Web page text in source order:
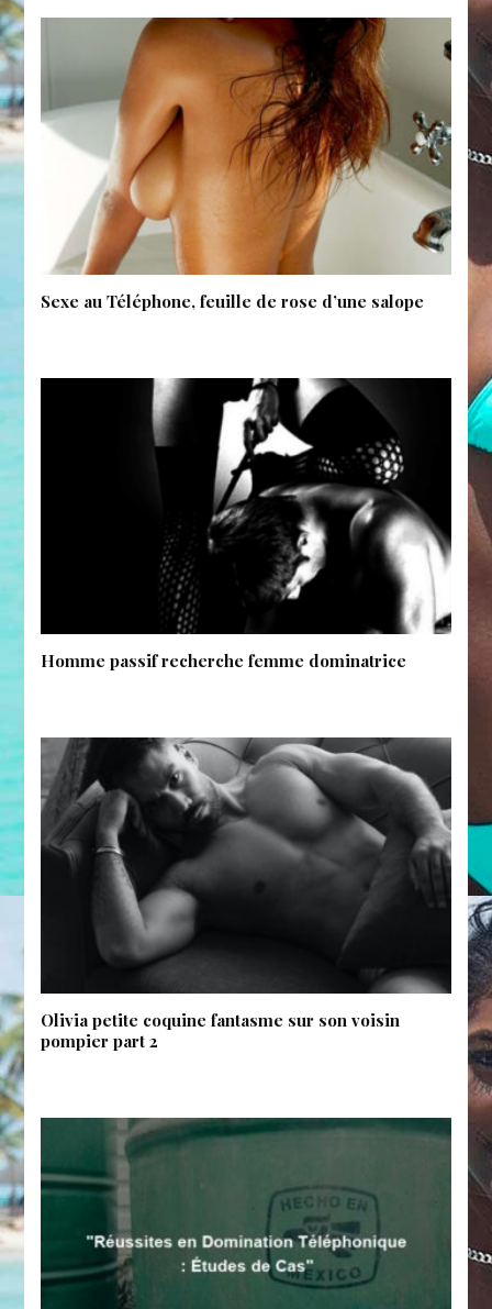
Sexe au Téléphone, feuille de rose d’une salope
Homme passif recherche femme dominatrice
Olivia petite coquine fantasme sur son voisin
pompier part 2